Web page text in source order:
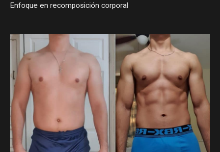
Enfoque en recomposición corporal